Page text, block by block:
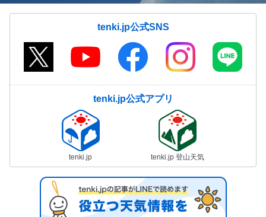
tenki.jp公式SNS
tenki.jp公式アプリ
tenki.jp tenki.jp 登山天気